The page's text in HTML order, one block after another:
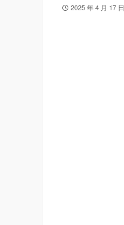
2025 年 4 月 17 日